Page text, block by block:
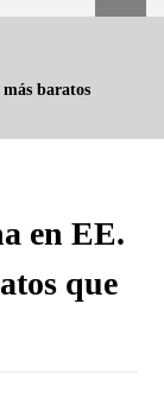
baratos
en EE.
que